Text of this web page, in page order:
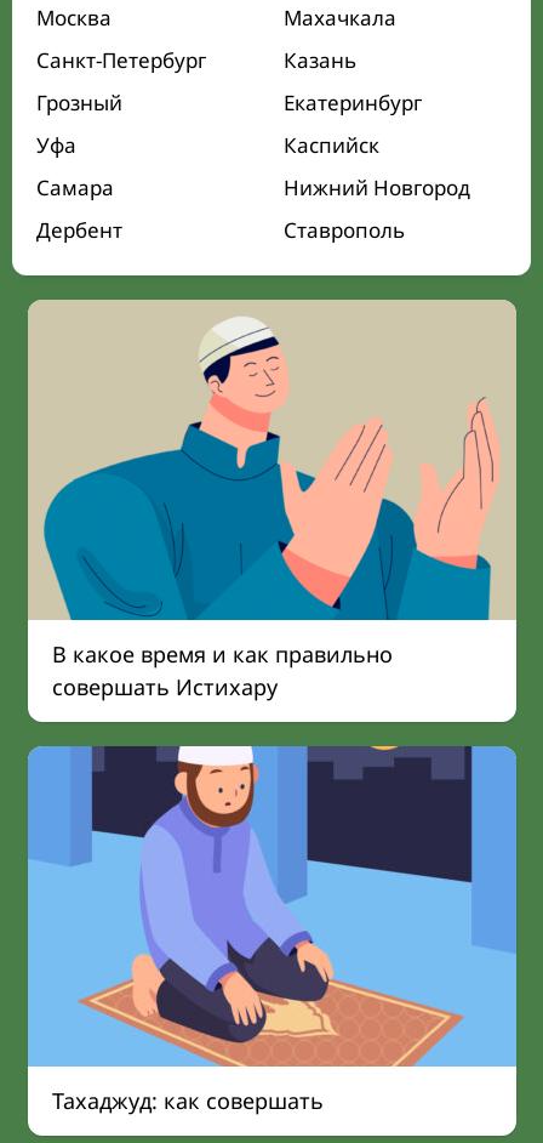
Москва
Махачкала
Санкт-Петербург
Казань
Грозный
Екатеринбург
Уфа
Каспийск
Самара
Нижний Новгород
Дербент
Ставрополь
В какое время и как правильно
совершать Истихару
Тахаджуд: как совершать